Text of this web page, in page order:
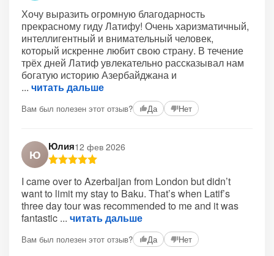
Хочу выразить огромную благодарность
прекрасному гиду Латифу! Очень харизматичный,
интеллигентный и внимательный человек,
который искренне любит свою страну. В течение
трёх дней Латиф увлекательно рассказывал нам
богатую историю Азербайджана и
читать дальше
Вам был полезен этот отзыв? Да Нет
Ю
Юлия12 фев 2026
I came over to Azerbaijan from London but didn’t
want to limit my stay to Baku. That’s when Latif’s
three day tour was recommended to me and it was
fantastic
читать дальше
Вам был полезен этот отзыв? Да Нет